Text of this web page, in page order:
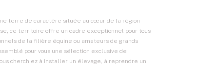
terre de caractère située au cœur de la région
ce territoire offre un cadre exceptionnel pour tous
de la filière équine ou amateurs de grands
pour vous une sélection exclusive de
cherchiez à installer un élevage, à reprendre un